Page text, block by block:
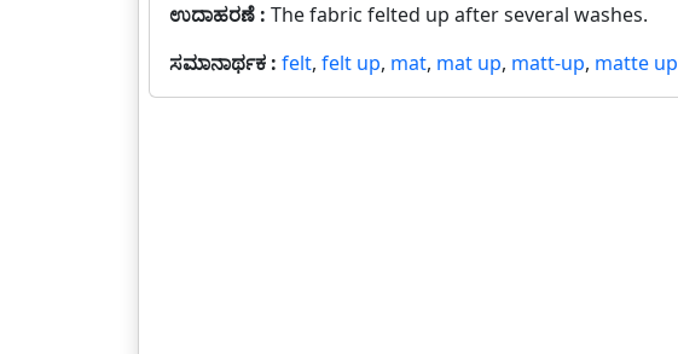
ಉದಾಹರಣೆ : The fabric felted up after several washes.
ಸಮಾನಾರ್ಥಕ : felt, felt up, mat, mat up, matt-up, matte up